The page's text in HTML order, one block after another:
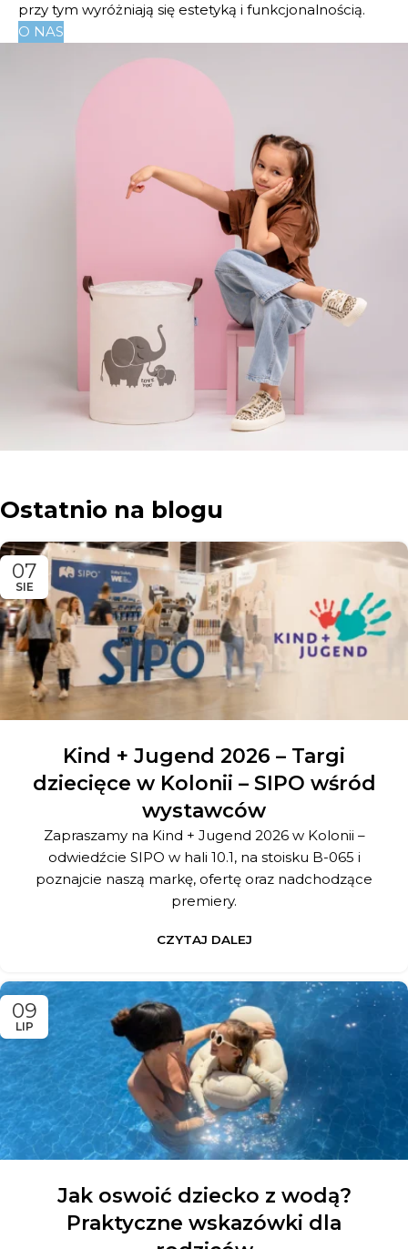
przy tym wyróżniają się estetyką i funkcjonalnością.
O NAS
Ostatnio na blogu
07
SIE
Kind + Jugend 2026 – Targi
dziecięce w Kolonii – SIPO wśród
wystawców
Zapraszamy na Kind + Jugend 2026 w Kolonii –
odwiedźcie SIPO w hali 10.1, na stoisku B-065 i
poznajcie naszą markę, ofertę oraz nadchodzące
premiery.
CZYTAJ DALEJ
09
LIP
Jak oswoić dziecko z wodą?
Praktyczne wskazówki dla